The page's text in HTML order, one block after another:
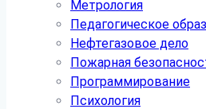
Метрология
Педагогическое
Нефтегазовое дело
Пожарная
Программирование
Психология